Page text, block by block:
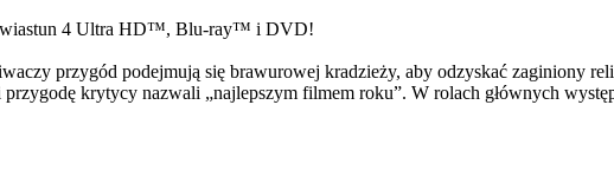
4 Ultra HD™, Blu-ray™ i DVD!
przygód podejmują się brawurowej kradzieży, aby odzyskać zaginiony
przygodę krytycy nazwali „najlepszym filmem roku”. W rolach głównych